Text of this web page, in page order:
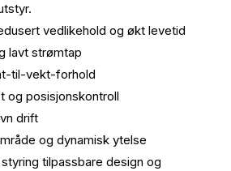
vedlikehold og økt levetid
lavt strømtap
til-vekt-forhold
og posisjonskontroll
drift
og dynamisk ytelse
tilpassbare design og